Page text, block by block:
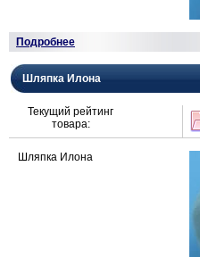
Подробнее
Шляпка Илона
Текущий рейтинг
товара:
Шляпка Илона